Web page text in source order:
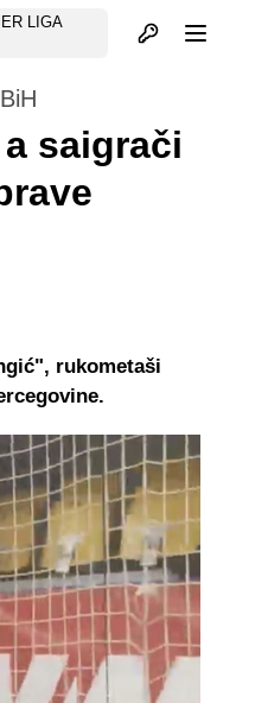
LIGA
Otvori profil
saigrači
rukometaši